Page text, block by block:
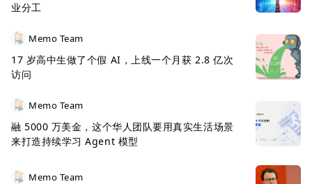
业分工
Memo Team
17 岁高中生做了个假 AI，上线一个月获 2.8 亿次
访问
Memo Team
融 5000 万美金，这个华人团队要用真实生活场景
来打造持续学习 Agent 模型
Memo Team